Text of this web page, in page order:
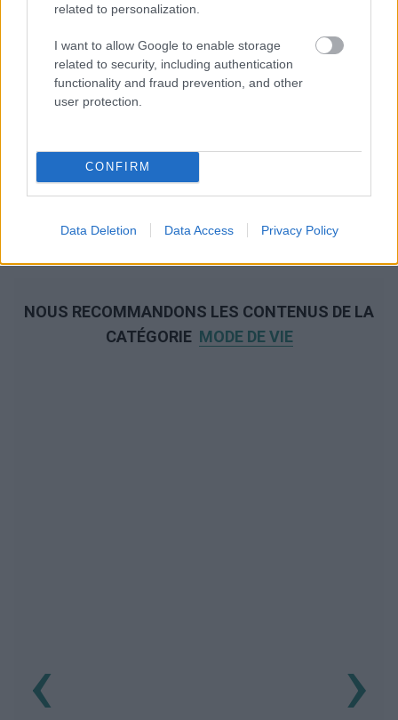
related to personalization.
I want to allow Google to enable storage
related to security, including authentication
functionality and fraud prevention, and other
user protection.
CONFIRM
Data Deletion Data Access Privacy Policy
NOUS RECOMMANDONS LES CONTENUS DE LA
CATÉGORIE MODE DE VIE
‹ ›